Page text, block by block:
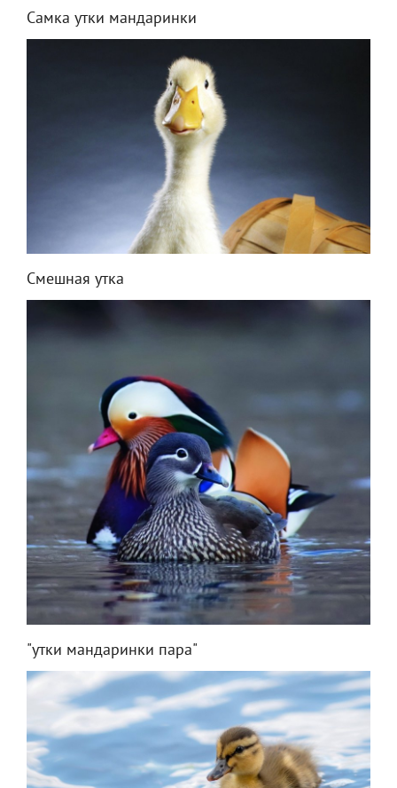
Самка утки мандаринки
Смешная утка
"утки мандаринки пара"